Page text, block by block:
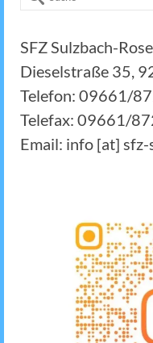
SFZ Sulzbach-
Dieselstraße 35,
Telefon: 09661/
Telefax: 09661/
Email: info [at]